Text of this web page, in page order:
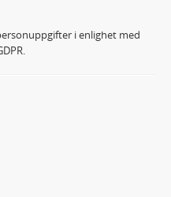
i enlighet med